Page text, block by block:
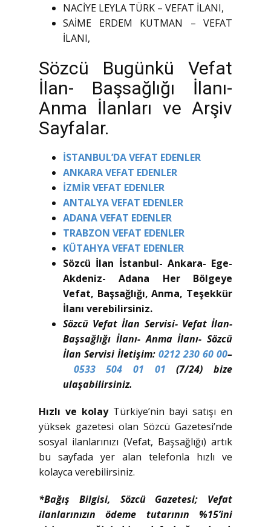
NACİYE LEYLA TÜRK – VEFAT İLANI,
SAİME ERDEM KUTMAN – VEFAT
İLANI,
Sözcü Bugünkü Vefat
İlan- Başsağlığı İlanı-
Anma İlanları ve Arşiv
Sayfalar.
İSTANBUL’DA VEFAT EDENLER
ANKARA VEFAT EDENLER
İZMİR VEFAT EDENLER
ANTALYA VEFAT EDENLER
ADANA VEFAT EDENLER
TRABZON VEFAT EDENLER
KÜTAHYA VEFAT EDENLER
Sözcü İlan İstanbul- Ankara- Ege-
Akdeniz- Adana Her Bölgeye
Vefat, Başsağlığı, Anma, Teşekkür
İlanı verebilirsiniz.
Sözcü Vefat İlan Servisi- Vefat İlan-
Başsağlığı İlanı- Anma İlanı- Sözcü
İlan Servisi İletişim: 0212 230 60 00–
0533 504 01 01 (7/24) bize
ulaşabilirsiniz.
Hızlı ve kolayTürkiye’nin bayi satışı en
yüksek gazetesi olan Sözcü Gazetesi’nde
sosyal ilanlarınızı (Vefat, Başsağlığı) artık
bu sayfada yer alan telefonla hızlı ve
kolayca verebilirsiniz.
*Bağış Bilgisi, Sözcü Gazetesi; Vefat
ilanlarınızın ödeme tutarının %15’ini